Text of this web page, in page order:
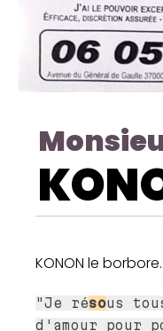
KONON le
"Je résous
d'amour pour